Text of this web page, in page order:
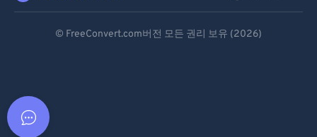
© FreeConvert.com버전 모든 권리 보유 (2026)